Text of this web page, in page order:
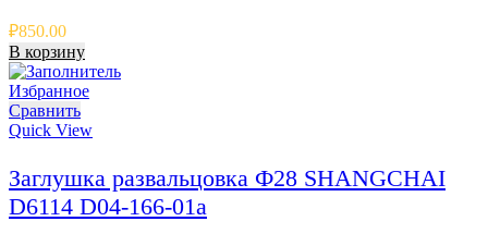
₽850.00
В корзину
Избранное
Сравнить
Quick View
Заглушка развальцовка Ф28 SHANGCHAI
D6114 D04-166-01a